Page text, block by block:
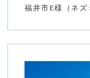
福井市E様（ネズ